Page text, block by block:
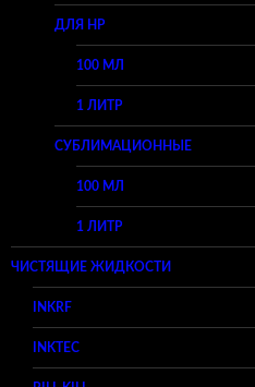
ДЛЯ HP
100 МЛ
1 ЛИТР
СУБЛИМАЦИОННЫЕ
100 МЛ
1 ЛИТР
ЧИСТЯЩИЕ ЖИДКОСТИ
INKRF
INKTEC